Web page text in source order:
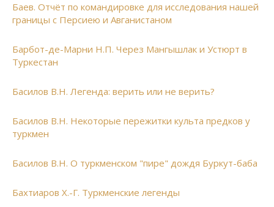
Баев. Отчёт по командировке для исследования нашей
границы с Персиею и Авганистаном
Барбот-де-Марни Н.П. Через Мангышлак и Устюрт в
Туркестан
Басилов В.Н. Легенда: верить или не верить?
Басилов В.Н. Некоторые пережитки культа предков у
туркмен
Басилов В.Н. О туркменском "пире" дождя Буркут-баба
Бахтиаров Х.-Г. Туркменские легенды